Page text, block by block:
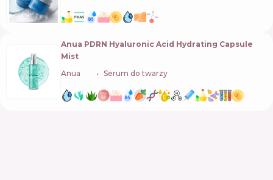
Anua PDRN Hyaluronic Acid Hydrating Capsule
Mist
Anua
Serum do twarzy